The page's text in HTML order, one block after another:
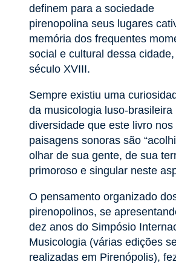
definem para a sociedade
pirenopolina seus lugares
memória dos frequentes
social e cultural dessa
século XVIII.
Sempre existiu uma
da musicologia luso-brasileira
diversidade que este livro nos
paisagens sonoras são
olhar de sua gente, de sua
primoroso e singular neste
O pensamento organizado
pirenopolinos, se
dez anos do Simpósio
Musicologia (várias edições
realizadas em Pirenópolis),